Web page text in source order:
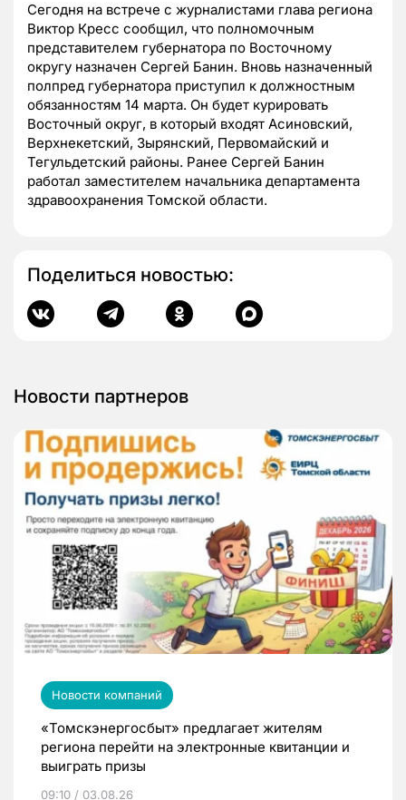
Сегодня на встрече с журналистами глава региона
Виктор Кресс сообщил, что полномочным
представителем губернатора по Восточному
округу назначен Сергей Банин. Вновь назначенный
полпред губернатора приступил к должностным
обязанностям 14 марта. Он будет курировать
Восточный округ, в который входят Асиновский,
Верхнекетский, Зырянский, Первомайский и
Тегульдетский районы. Ранее Сергей Банин
работал заместителем начальника департамента
здравоохранения Томской области.
Поделиться новостью:
Новости партнеров
Новости компаний
«Томскэнергосбыт» предлагает жителям
региона перейти на электронные квитанции и
выиграть призы
09:10 / 03.08.26